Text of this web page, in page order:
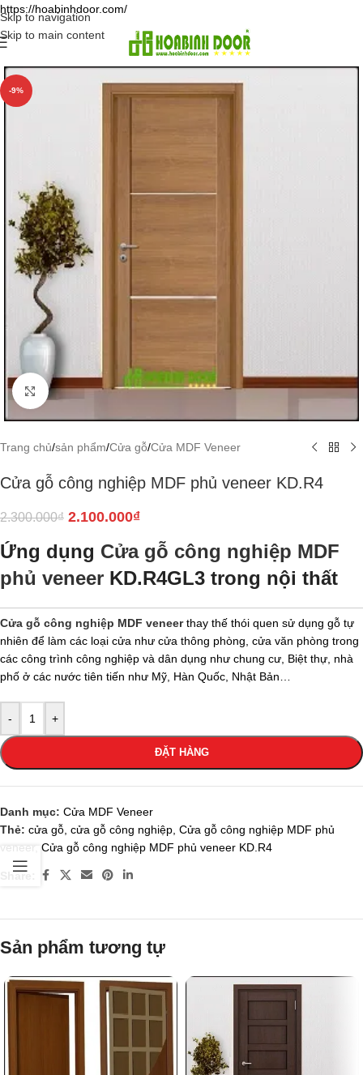
https://hoabinhdoor.com/
Skip to navigation
Skip to main content
-9%
Click to enlarge
Trang chủ/sản phẩm/Cửa gỗ/Cửa MDF Veneer
Cửa gỗ công nghiệp MDF phủ veneer KD.R4
2.300.000₫ 2.100.000₫
Ứng dụng Cửa gỗ công nghiệp MDF
phủ veneer KD.R4GL3 trong nội thất
Cửa gỗ công nghiệp MDF veneerthay thế thói quen sử dụng gỗ tự
nhiên để làm các loại cửa như cửa thông phòng, cửa văn phòng trong
các công trình công nghiệp và dân dụng như chung cư, Biệt thự, nhà
phố ở các nước tiên tiến như Mỹ, Hàn Quốc, Nhật Bản…
- +
ĐẶT HÀNG
Danh mục: Cửa MDF Veneer
Thẻ: cửa gỗ cửa gỗ công nghiệp Cửa gỗ công nghiệp MDF phủ
veneer
Cửa gỗ công nghiệp MDF phủ veneer KD.R4
Share:
Sản phẩm tương tự